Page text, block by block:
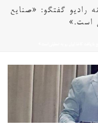
رادیو گفتگو: «صنایع
است.»